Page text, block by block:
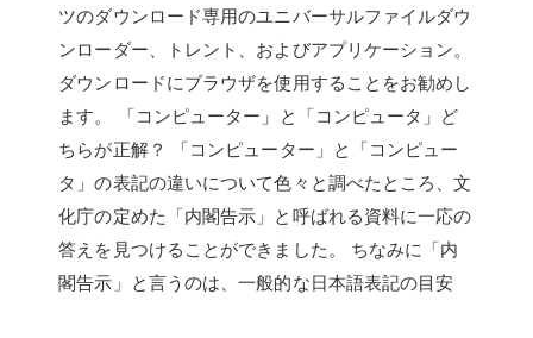
ツのダウンロード専用のユニバーサルファイルダウ
ンローダー、トレント、およびアプリケーション。
ダウンロードにブラウザを使用することをお勧めし
ます。 「コンピューター」と「コンピュータ」ど
ちらが正解？ 「コンピューター」と「コンピュー
タ」の表記の違いについて色々と調べたところ、文
化庁の定めた「内閣告示」と呼ばれる資料に一応の
答えを見つけることができました。 ちなみに「内
閣告示」と言うのは、一般的な日本語表記の目安